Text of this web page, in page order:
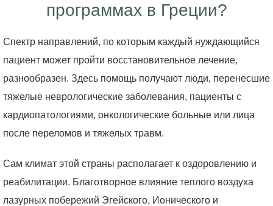
программах в Греции?
Спектр направлений, по которым каждый нуждающийся
пациент может пройти восстановительное лечение,
разнообразен. Здесь помощь получают люди, перенесшие
тяжелые неврологические заболевания, пациенты с
кардиопатологиями, онкологические больные или лица
после переломов и тяжелых травм.
Сам климат этой страны располагает к оздоровлению и
реабилитации. Благотворное влияние теплого воздуха
лазурных побережий Эгейского, Ионического и